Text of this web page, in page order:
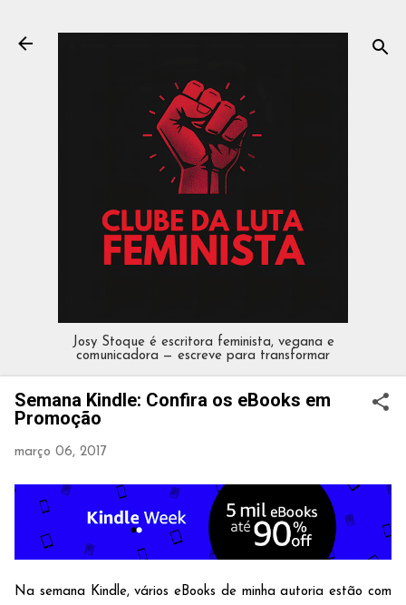
Josy Stoque é escritora feminista, vegana e
comunicadora — escreve para transformar
Semana Kindle: Confira os eBooks em
Promoção
março 06, 2017
Na semana Kindle, vários eBooks de minha autoria estão com